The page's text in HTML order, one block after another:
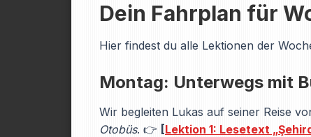
Dein Fahrplan für
Hier findest du alle Lektionen der
Montag: Unterwegs mit
Wir begleiten Lukas auf seiner Reise
Otobüs. 👉 [Lektion 1: Lesetext